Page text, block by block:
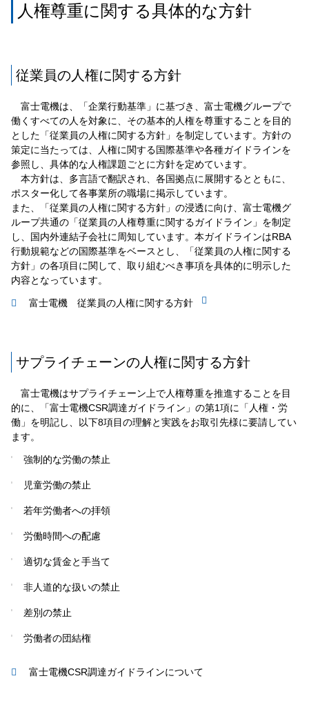
人権尊重に関する具体的な方針
従業員の人権に関する方針
富士電機は、「企業行動基準」に基づき、富士電機グループで
働くすべての人を対象に、その基本的人権を尊重することを目的
とした「従業員の人権に関する方針」を制定しています。方針の
策定に当たっては、人権に関する国際基準や各種ガイドラインを
参照し、具体的な人権課題ごとに方針を定めています。
本方針は、多言語で翻訳され、各国拠点に展開するとともに、
ポスター化して各事業所の職場に掲示しています。
また、「従業員の人権に関する方針」の浸透に向け、富士電機グ
ループ共通の「従業員の人権尊重に関するガイドライン」を制定
し、国内外連結子会社に周知しています。本ガイドラインはRBA
行動規範などの国際基準をベースとし、「従業員の人権に関する
方針」の各項目に関して、取り組むべき事項を具体的に明示した
内容となっています。
富士電機 従業員の人権に関する方針
サプライチェーンの人権に関する方針
富士電機はサプライチェーン上で人権尊重を推進することを目
的に、「富士電機CSR調達ガイドライン」の第1項に「人権・労
働」を明記し、以下8項目の理解と実践をお取引先様に要請してい
ます。
強制的な労働の禁止
児童労働の禁止
若年労働者への拝領
労働時間への配慮
適切な賃金と手当て
非人道的な扱いの禁止
差別の禁止
労働者の団結権
富士電機CSR調達ガイドラインについて